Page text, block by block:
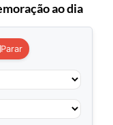
ao dia
Parar